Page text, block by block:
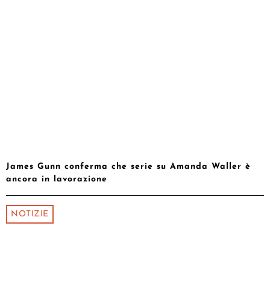
James Gunn conferma che serie su Amanda Waller è
ancora in lavorazione
NOTIZIE